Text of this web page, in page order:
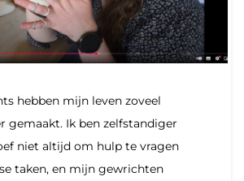
hebben mijn leven zoveel
gemaakt. Ik ben zelfstandiger
niet altijd om hulp te vragen
taken, en mijn gewrichten